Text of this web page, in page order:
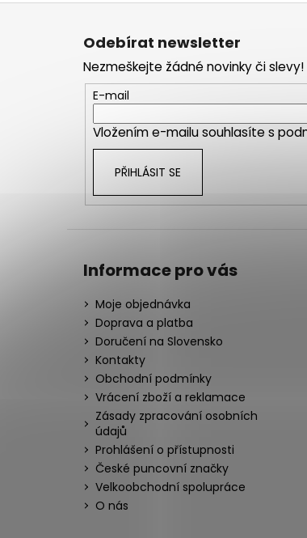
Odebírat newsletter
Nezmeškejte žádné novinky či slevy!
E-mail
Vložením e-mailu souhlasíte s
PŘIHLÁSIT SE
Informace pro vás
Moje objednávka
Doprava a platba
Doručení na Slovensko
Kontakty
Obchodní podmínky
Vrácení zboží a reklamace
Zásady zpracování osobních
údajů
Prohlášení o přístupnosti
České puncovní značky
Velkoobchodní spolupráce
O nás